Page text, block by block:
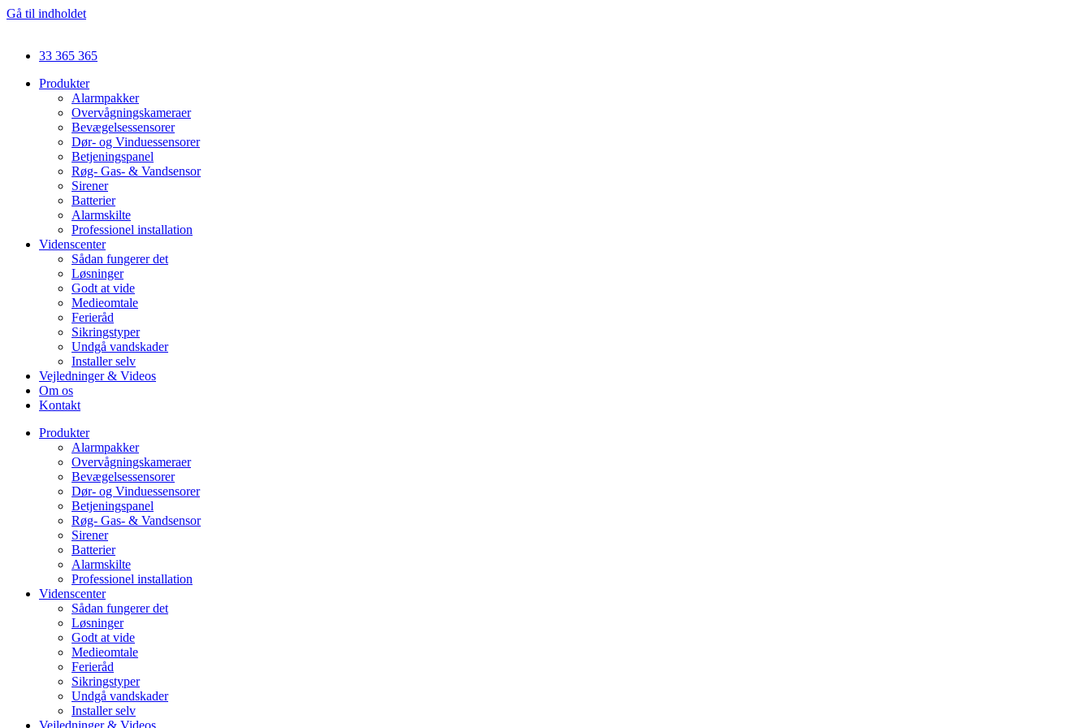
Gå til indholdet
33 365 365
Produkter
Alarmpakker
Overvågningskameraer
Bevægelsessensorer
Dør- og Vinduessensorer
Betjeningspanel
Røg- Gas- & Vandsensor
Sirener
Batterier
Alarmskilte
Professionel installation
Videnscenter
Sådan fungerer det
Løsninger
Godt at vide
Medieomtale
Ferieråd
Sikringstyper
Undgå vandskader
Installer selv
Vejledninger & Videos
Om os
Kontakt
Produkter
Alarmpakker
Overvågningskameraer
Bevægelsessensorer
Dør- og Vinduessensorer
Betjeningspanel
Røg- Gas- & Vandsensor
Sirener
Batterier
Alarmskilte
Professionel installation
Videnscenter
Sådan fungerer det
Løsninger
Godt at vide
Medieomtale
Ferieråd
Sikringstyper
Undgå vandskader
Installer selv
Vejledninger & Videos